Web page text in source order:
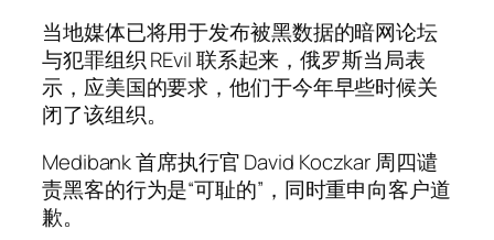
当地媒体已将用于发布被黑数据的暗网论坛
与犯罪组织 REvil 联系起来，俄罗斯当局表
示，应美国的要求，他们于今年早些时候关
闭了该组织。
Medibank 首席执行官 David Koczkar 周四谴
责黑客的行为是“可耻的”，同时重申向客户道
歉。